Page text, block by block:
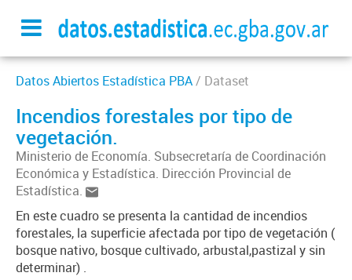
Datos Abiertos Estadística PBA/ Dataset
Incendios forestales por tipo de
vegetación.
Ministerio de Economía. Subsecretaría de Coordinación
Económica y Estadística. Dirección Provincial de
Estadística.
En este cuadro se presenta la cantidad de incendios
forestales, la superficie afectada por tipo de vegetación (
bosque nativo, bosque cultivado, arbustal,pastizal y sin
determinar) .